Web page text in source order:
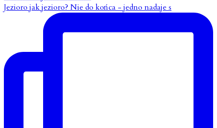
Jezioro jak jezioro? Nie do końca - jedno nadaje s